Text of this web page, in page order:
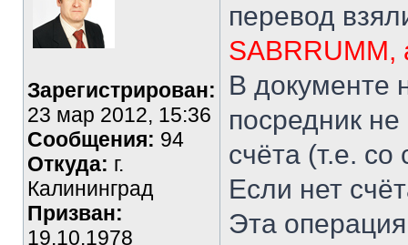
Зарегистрирован:
23 мар 2012, 15:36
Сообщения: 94
Откуда: г.
Калининград
Призван:
19.10.1978
перевод
SABRRUMM,
В документе
посредник
счёта (т.е. со
Если нет
Эта